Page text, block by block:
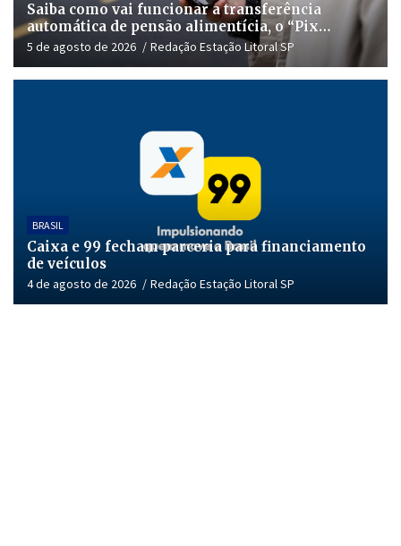
Saiba como vai funcionar a transferência
automática de pensão alimentícia, o “Pix
Pensão”
5 de agosto de 2026 Redação Estação Litoral SP
BRASIL
Caixa e 99 fecham parceria para financiamento
de veículos
4 de agosto de 2026 Redação Estação Litoral SP